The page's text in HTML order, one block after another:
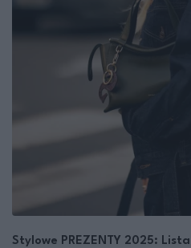
Stylowe PREZENTY 2025: